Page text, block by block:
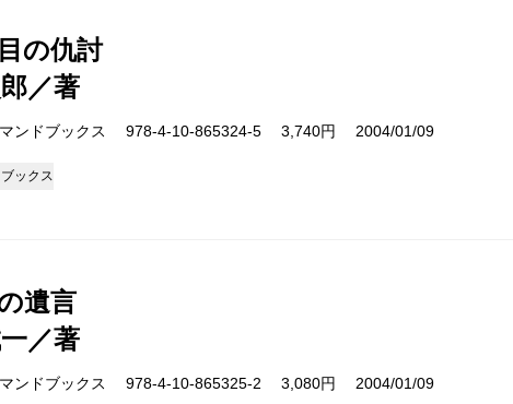
の仇討
／著
マンドブックス 978-4-10-865324-5 3,740円 2004/01/09
ックス
遺言
／著
マンドブックス 978-4-10-865325-2 3,080円 2004/01/09